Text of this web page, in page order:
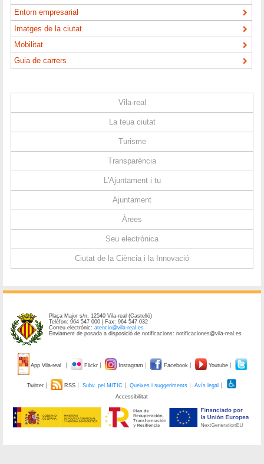
Entorn empresarial
Imatges de la ciutat
Mobilitat
Guia de carrers
Vila-real
La teua ciutat
Turisme
Transparència
L'Ajuntament i tu
Ajuntament
Àrees
Seu electrònica
Ciutat de la Ciència i la Innovació
Plaça Major s/n. 12540 Vila-real (Castelló)
Telèfon: 964 547 000 | Fax: 964 547 032
Correu electrònic:atencio@vila-real.es
Enviament de posada a disposició de notificacions: notificaciones@vila-real.es
App Vila-real Flickr Instagram Facebook Youtube
Twitter RSS Subv. pel MITIC Queixes i suggeriments
Avís legal
Accessibilitat